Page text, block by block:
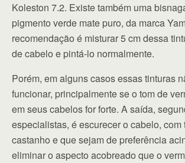
Koleston 7.2. Existe também uma
pigmento verde mate puro, da marca
recomendação é misturar 5 cm dessa
de cabelo e pintá-lo normalmente.
Porém, em alguns casos essas tinturas
funcionar, principalmente se o tom de
em seus cabelos for forte. A saída,
especialistas, é escurecer o cabelo, com
castanho e que sejam de preferência
eliminar o aspecto acobreado que o